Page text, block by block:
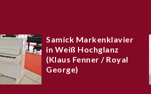
Samick Markenklavier
in Weiß Hochglanz
(Klaus Fenner / Royal
George)